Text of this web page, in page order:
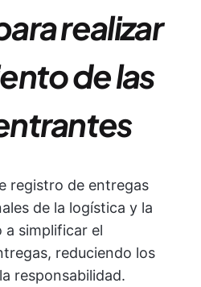
realizar
de las
registro de entregas
de la logística y la
a simplificar el
reduciendo los
responsabilidad.